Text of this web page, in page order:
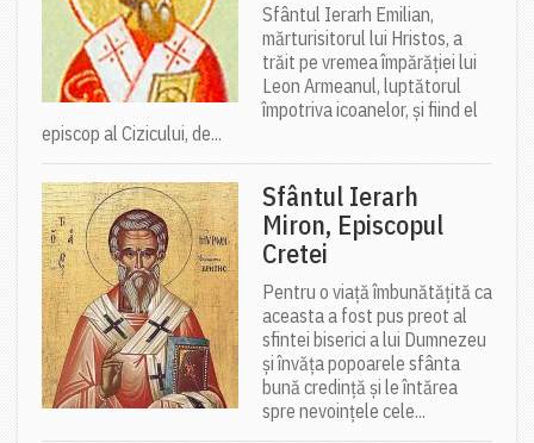
Sfântul Ierarh Emilian,
mărturisitorul lui Hristos, a
trăit pe vremea împărăției lui
Leon Armeanul, luptătorul
împotriva icoanelor, și fiind el
episcop al Cizicului, de...
Sfântul Ierarh
Miron, Episcopul
Cretei
Pentru o viață îmbunătățită ca
aceasta a fost pus preot al
sfintei biserici a lui Dumnezeu
și învăța popoarele sfânta
bună credință și le întărea
spre nevoințele cele...